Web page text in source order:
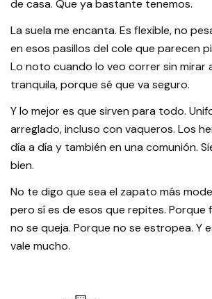
de casa. Que ya bastante tenemos.
La suela me encanta. Es flexible, no
en esos pasillos del cole que parecen
Lo noto cuando lo veo correr sin mirar
tranquila, porque sé que va seguro.
Y lo mejor es que sirven para todo.
arreglado, incluso con vaqueros. Los
día a día y también en una comunión.
bien.
No te digo que sea el zapato más
pero sí es de esos que repites. Porque
no se queja. Porque no se estropea. Y
vale mucho.